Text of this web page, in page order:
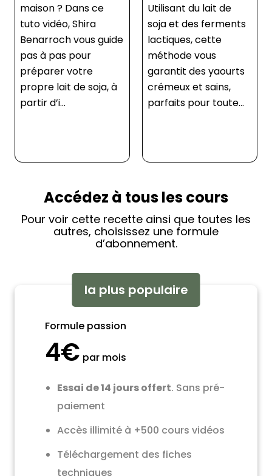
Utilisant du lait de
soja et des ferments
lactiques, cette
méthode vous
garantit des yaourts
crémeux et sains,
parfaits pour toute...
recette de Shira
Benarroch. Utilisant
du yaourt végétal et
des assaisonnements
de votre choix, cette
recette est parfaite
pour toutes les saiso...
Accédez à tous les cours
Pour voir cette recette ainsi que toutes les
autres, choisissez une formule
d’abonnement.
la plus populaire
Formule passion
4€ par mois
Essai de 14 jours offert. Sans pré-
paiement
Accès illimité à +500 cours vidéos
Téléchargement des fiches
techniques